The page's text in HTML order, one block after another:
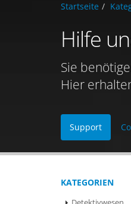
Startseite
Hilfe
Sie
Hier
Support
KATEGORIEN